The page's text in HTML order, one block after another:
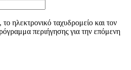
ηλεκτρονικό ταχυδρομείο και τον
περιήγησης για την επόμενη